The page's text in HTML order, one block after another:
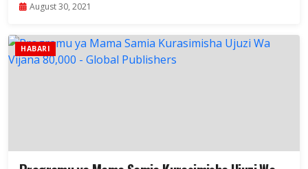
August 30, 2021
HABARI